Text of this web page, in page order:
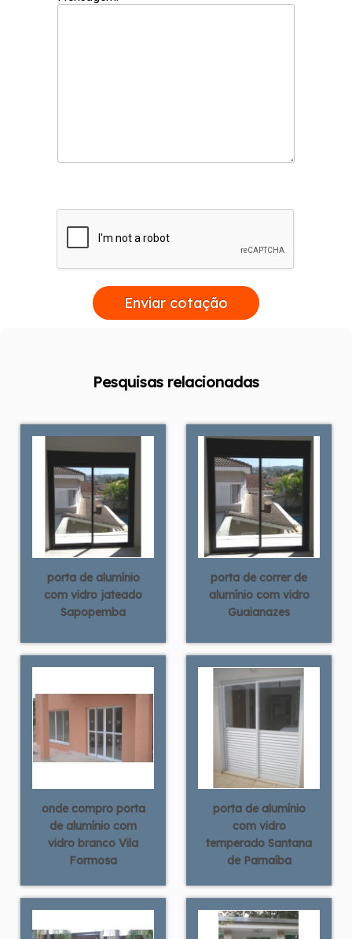
Enviar cotação
Pesquisas relacionadas
porta de alumínio
com vidro jateado
Sapopemba
porta de correr de
alumínio com vidro
Guaianazes
onde compro porta
de alumínio com
vidro branco Vila
Formosa
porta de alumínio
com vidro
temperado Santana
de Parnaíba